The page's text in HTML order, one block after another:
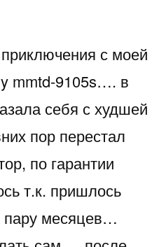
с моей
mmtd-9105s…. в
себя с худшей
пор перестал
по гарантии
т.к. пришлось
пару месяцев…